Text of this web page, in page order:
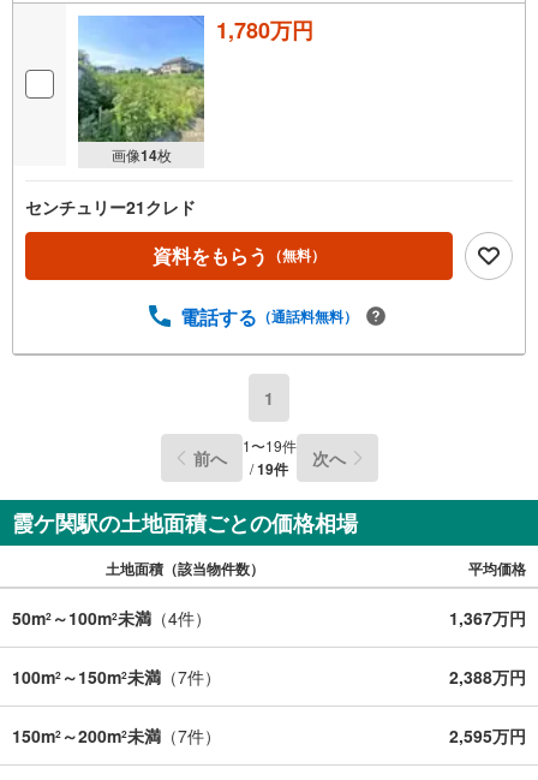
画像14枚
1,780万円
センチュリー21クレド
資料をもらう （無料）
電話する （通話料無料）
1
前へ 1〜19件
/19件 次へ
霞ケ関駅の土地面積ごとの価格相場
土地面積（該当物件数） 平均価格
50m2 ～100m2未満 （4件） 1,367万円
100m2 ～150m2未満 （7件） 2,388万円
150m2 ～200m2未満 （7件） 2,595万円